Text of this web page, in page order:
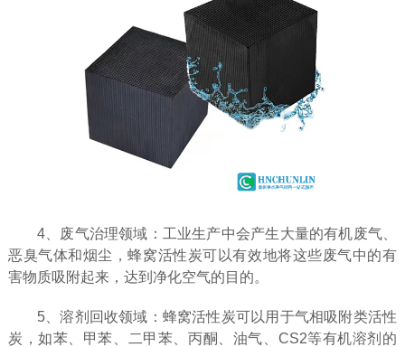
4、废气治理领域：工业生产中会产生大量的有机废气、
恶臭气体和烟尘，蜂窝活性炭可以有效地将这些废气中的有
害物质吸附起来，达到净化空气的目的。
5、溶剂回收领域：蜂窝活性炭可以用于气相吸附类活性
炭，如苯、甲苯、二甲苯、丙酮、油气、CS2等有机溶剂的